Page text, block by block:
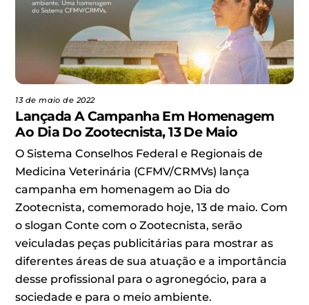
13 de maio de 2022
Lançada A Campanha Em Homenagem
Ao Dia Do Zootecnista, 13 De Maio
O Sistema Conselhos Federal e Regionais de
Medicina Veterinária (CFMV/CRMVs) lança
campanha em homenagem ao Dia do
Zootecnista, comemorado hoje, 13 de maio. Com
o slogan Conte com o Zootecnista, serão
veiculadas peças publicitárias para mostrar as
diferentes áreas de sua atuação e a importância
desse profissional para o agronegócio, para a
sociedade e para o meio ambiente.